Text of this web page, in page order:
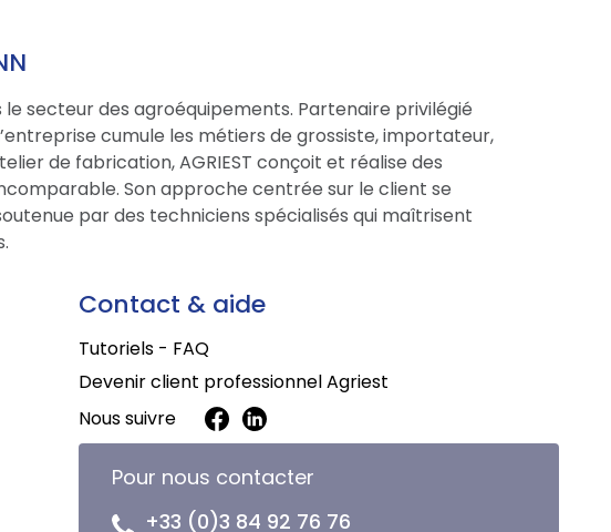
le secteur des agroéquipements. Partenaire privilégié
cumule les métiers de grossiste, importateur,
de fabrication, AGRIEST conçoit et réalise des
Son approche centrée sur le client se
par des techniciens spécialisés qui maîtrisent
Contact & aide
Tutoriels - FAQ
Devenir client professionnel Agriest
Nous suivre
Pour nous contacter
+33 (0)3 84 92 76 76